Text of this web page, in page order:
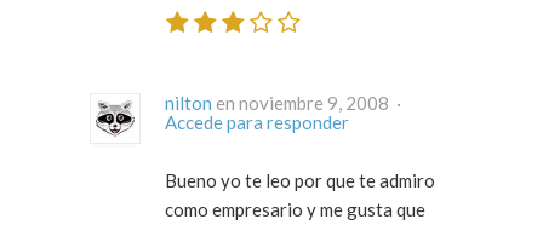
nilton
en noviembre 9, 2008 ·
Accede para responder
Bueno yo te leo por que te admiro
como empresario y me gusta que